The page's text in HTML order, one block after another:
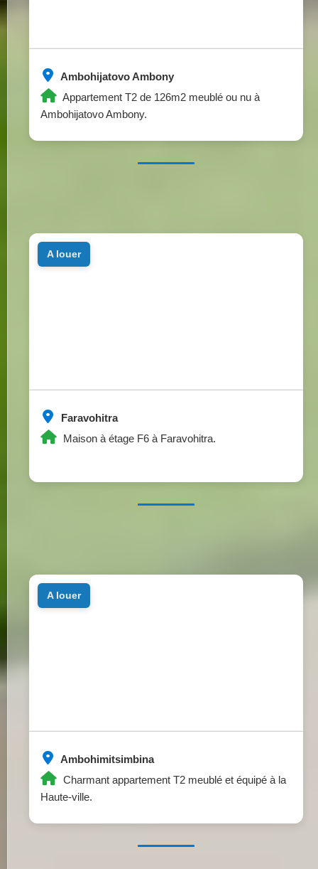
Ambohijatovo Ambony
Appartement T2 de 126m2 meublé ou nu à
Ambohijatovo Ambony.
Faravohitra
Maison à étage F6 à Faravohitra.
a louer
Ambohimitsimbina
Charmant appartement T2 meublé et équipé à la
Haute-ville.
a louer